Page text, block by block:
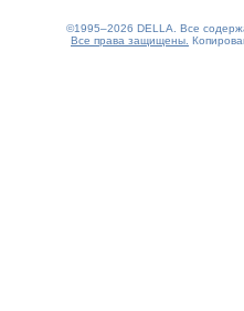
©1995–2026 DELLA. Все
Все права защищены.